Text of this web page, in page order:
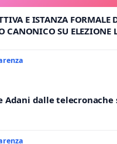
E ISTANZA FORMALE
CANONICO SU ELEZIONE
Adani dalle